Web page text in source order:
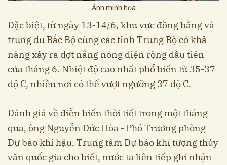
Ảnh minh họa
Đặc biệt, từ ngày 13-14/6, khu vực đồng bằng và
trung du Bắc Bộ cùng các tỉnh Trung Bộ có khả
năng xảy ra đợt nắng nóng diện rộng đầu tiên
của tháng 6. Nhiệt độ cao nhất phổ biến từ 35-37
độ C, nhiều nơi có thể vượt ngưỡng 37 độ C.
Đánh giá về diễn biến thời tiết trong một tháng
qua, ông Nguyễn Đức Hòa - Phó Trưởng phòng
Dự báo khí hậu, Trung tâm Dự báo khí tượng thủy
văn quốc gia cho biết, nước ta liên tiếp ghi nhận